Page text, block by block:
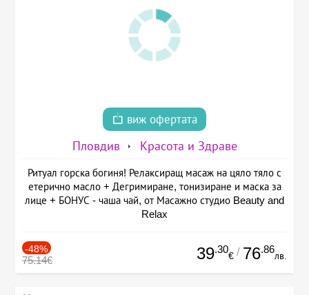
виж офертата
Пловдив Красота и Здраве
Ритуал горска богиня! Релаксиращ масаж на цяло тяло с
етерично масло + Дегримиране, тонизиране и маска за
лице + БОНУС - чаша чай, от Масажно студио Beauty and
Relax
-48%
75.14€ 39.30
€ / 76.86
лв.